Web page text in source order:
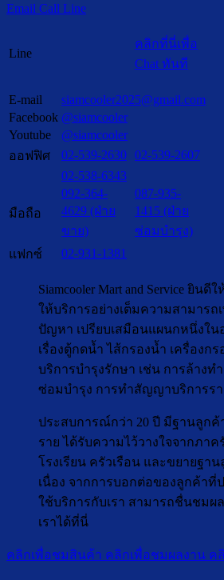
Email Call Line
Line
คลิกที่นี่เพื่อ
Chat ทันที
E-mail
siamcooler2025@gmail.com
Facebook @siamcooler
Youtube
@siamcooler
ออฟฟิศ
02-539-2630 02-539-2607
02-538-6343
มือถือ
092-364-
4629 (ฝ่าย
ขาย)
087-935-
1415 (ฝ่าย
ซ่อมบำรุง)
แฟกซ์
02-931-1381
Siamcooler Mart and Service ยิน
ให้บริการอย่างเต็มความสามารถ
ปัญหา เปรียบเสมือนแผนกหนึ่งใ
เรื่องตู้กดน้ำ ไส้กรองน้ำ เครื่องก
บริการบำรุงรักษา เช่น การล้างท
ซ่อมบำรุง การทำสัญญาบริการรา
ประสบการณ์กว่า 20 ปี มีฐานลูกค้
ราย ได้รับความไว้วางใจจากภาค
โรงเรียน ครัวเรือน และขยายฐา
เนื่อง จากการบอกต่อของลูกค้าที่
ใช้บริการกับเรา สามารถชื่นชมผ
เราได้ที่นี่
คลิกเพื่อชมสินค้า คลิกเพื่อชมผลงาน ค